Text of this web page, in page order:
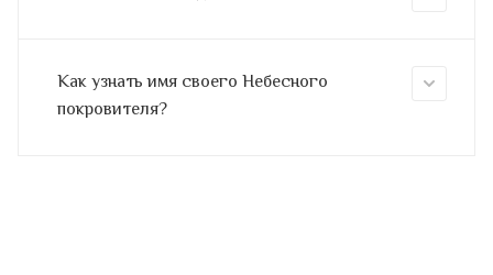
Как узнать имя своего Небесного
покровителя?